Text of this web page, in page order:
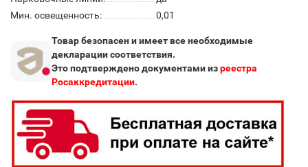
Мин. освещенность:
0,01
Товар безопасен и имеет все необходимые
декларации соответствия.
Это подтверждено документами изреестра
Росаккредитации.